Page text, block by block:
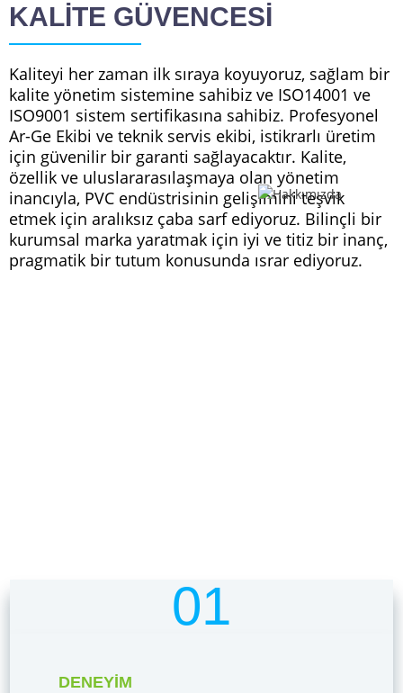
KALİTE GÜVENCESİ
Kaliteyi her zaman ilk sıraya koyuyoruz, sağlam bir
kalite yönetim sistemine sahibiz ve ISO14001 ve
ISO9001 sistem sertifikasına sahibiz. Profesyonel
Ar-Ge Ekibi ve teknik servis ekibi, istikrarlı üretim
için güvenilir bir garanti sağlayacaktır. Kalite,
özellik ve uluslararasılaşmaya olan yönetim
inancıyla, PVC endüstrisinin gelişimini teşvik
etmek için aralıksız çaba sarf ediyoruz. Bilinçli bir
kurumsal marka yaratmak için iyi ve titiz bir inanç,
pragmatik bir tutum konusunda ısrar ediyoruz.
01
DENEYIM